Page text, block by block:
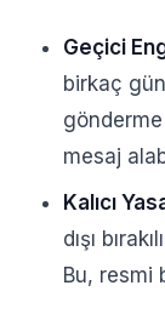
Geçici
birkaç
gönderme
mesaj
Kalıcı
dışı
Bu, resmi